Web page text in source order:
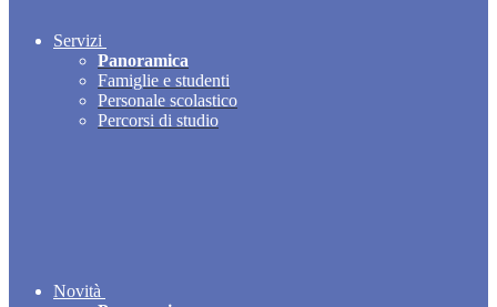
Servizi
Panoramica
Famiglie e studenti
Personale scolastico
Percorsi di studio
Novità